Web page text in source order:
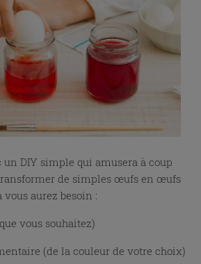
DIY simple qui amusera à coup
de simples œufs en œufs
vous aurez besoin :
vous souhaitez)
(de la couleur de votre choix)